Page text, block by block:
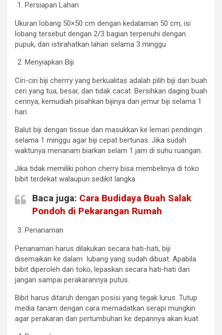
Persiapan Lahan
Ukuran lobang 50×50 cm dengan kedalaman 50 cm, isi
lobang tersebut dengan 2/3 bagian terpenuhi dengan
pupuk, dan istirahatkan lahan selama 3 minggu
Menyiapkan Biji
Ciri-ciri biji cherrry yang berkualitas adalah pilih biji dari buah
ceri yang tua, besar, dan tidak cacat. Bersihkan daging buah
cerinya, kemudiah pisahkan bijinya dan jemur biji selama 1
hari.
Balut biji dengan tissue dan masukkan ke lemari pendingin
selama 1 minggu agar biji cepat bertunas. Jika sudah
waktunya menanam biarkan selam 1 jam di suhu ruangan.
Jika tidak memiliki pohon cherry bisa membelinya di toko
bibit terdekat walaupun sedikit langka.
Baca juga: Cara Budidaya Buah Salak
Pondoh di Pekarangan Rumah
Penanaman
Penanaman harus dilakukan secara hati-hati, biji
disemaikan ke dalam lubang yang sudah dibuat. Apabila
bibit diperoleh dari toko, lepaskan secara hati-hati dan
jangan sampai perakarannya putus.
Bibit harus ditaruh dengan posisi yang tegak lurus. Tutup
media tanam dengan cara memadatkan serapi mungkin
agar perakaran dan pertumbuhan ke depannya akan kuat.